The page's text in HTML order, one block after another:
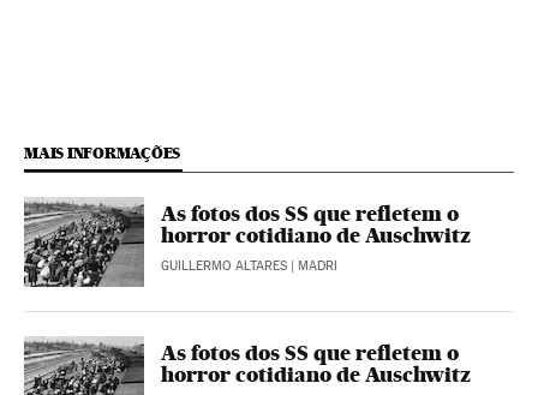
MAIS INFORMAÇÕES
As fotos dos SS que refletem o
horror cotidiano de Auschwitz
GUILLERMO ALTARES | MADRI
As fotos dos SS que refletem o
horror cotidiano de Auschwitz